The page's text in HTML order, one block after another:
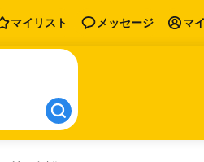
マイリスト メッセージ マ